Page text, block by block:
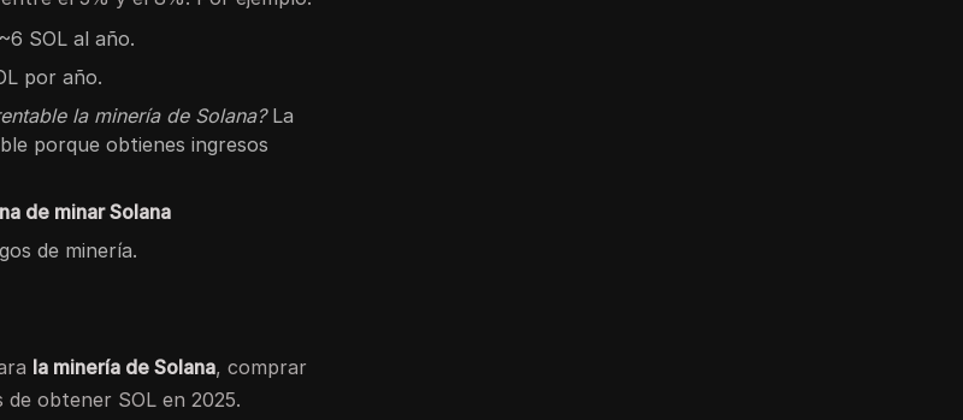
SOL al año.
por año.
la minería de Solana?La
porque obtienes ingresos
de minar Solana
de minería.
la minería de Solana, comprar
obtener SOL en 2025.